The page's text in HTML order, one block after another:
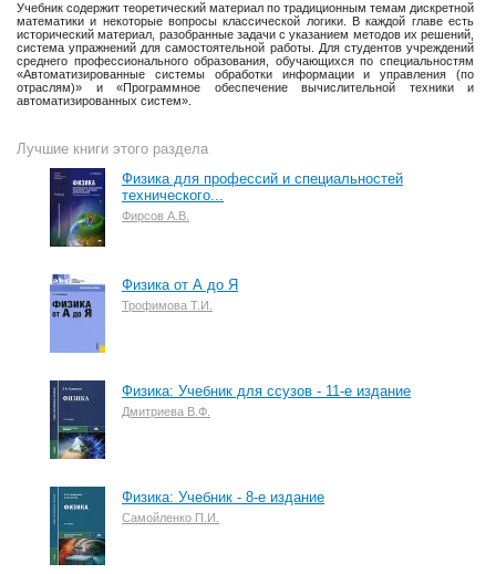
Учебник содержит теоретический материал по традиционным темам дискретной
математики и некоторые вопросы классической логики. В каждой главе есть
исторический материал, разобранные задачи с указанием методов их решений,
система упражнений для самостоятельной работы. Для студентов учреждений
среднего профессионального образования, обучающихся по специальностям
«Автоматизированные системы обработки информации и управления (по
отраслям)» и «Программное обеспечение вычислительной техники и
автоматизированных систем».
Лучшие книги этого раздела
Физика для профессий и специальностей
технического...
Фирсов А.В.
Физика от А до Я
Трофимова Т.И.
Физика: Учебник для ссузов - 11-е издание
Дмитриева В.Ф.
Физика: Учебник - 8-е издание
Самойленко П.И.